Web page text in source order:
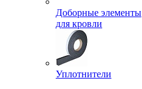
Доборные элементы
для кровли
Уплотнители